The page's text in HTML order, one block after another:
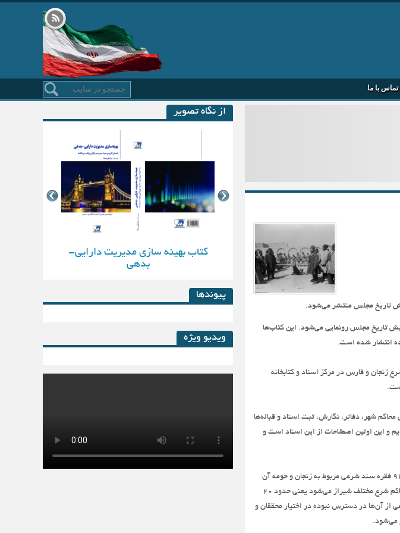
تماس با ما
تاریخ مجلس منتشر می‌شود.
تاریخ مجلس رونمایی می‌شود. این کتاب‌ها
انتشار شده است.
زنجان و فارس در مرکز اسناد و کتابخانه
شهر، دفاتر، نگارش، ثبت اسناد و قباله‌ها
این اسناد را در حدود 6 و 7 سال گذشته خریداری کردیم و این اولین اصطلاحات از این اسناد است و
دبیر هفتمین همایش تاریخ مجلس افزود: در حقیقت این اثر برگرفته از 280 فقره اسناد مربوط به شیراز و حومه و 928 فقره سند شرعی مربوط به زنجان و حومه آن
است. فهرست این اسناد در این کتاب منتشر شده است. اسنادی که مربوط به شیراز است درحقیقت شامل اسناد محاکم شرع مختلف شیراز می‌شود یعنی حدود 20
از آن‌ها در دسترس نبوده در اختیار محققان و
می‌شود.
از نگاه تصویر
کتاب بهینه سازی مدیریت دارایی-
بدهی
پیوندها
ویدیو ویژه